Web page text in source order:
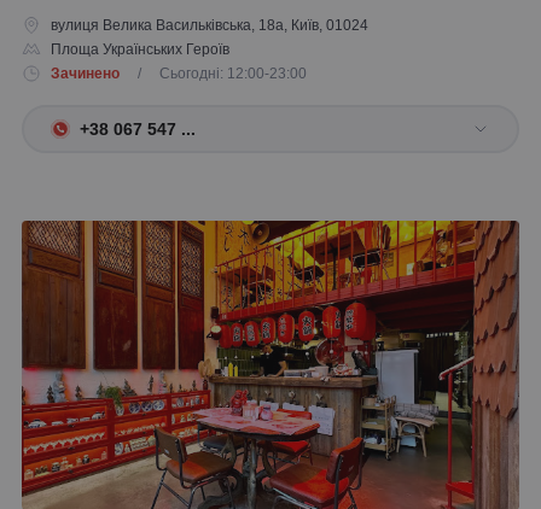
вулиця Велика Васильківська, 18а, Київ, 01024
Площа Українських Героїв
Зачинено
/ Сьогодні: 12:00-23:00
+38 067 547 ...